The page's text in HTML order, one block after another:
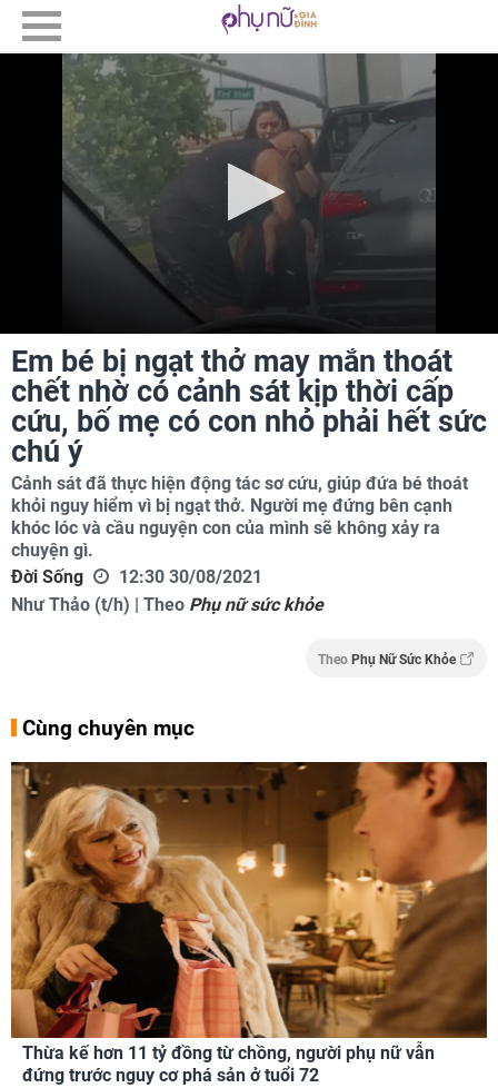
Em bé bị ngạt thở may mắn thoát
chết nhờ có cảnh sát kịp thời cấp
cứu, bố mẹ có con nhỏ phải hết sức
chú ý
Cảnh sát đã thực hiện động tác sơ cứu, giúp đứa bé thoát
khỏi nguy hiểm vì bị ngạt thở. Người mẹ đứng bên cạnh
khóc lóc và cầu nguyện con của mình sẽ không xảy ra
chuyện gì.
Đời Sống
12:30 30/08/2021
Như Thảo (t/h) | Theo Phụ nữ sức khỏe
Theo Phụ Nữ Sức Khỏe
Cùng chuyên mục
Thừa kế hơn 11 tỷ đồng từ chồng, người phụ nữ vẫn
đứng trước nguy cơ phá sản ở tuổi 72